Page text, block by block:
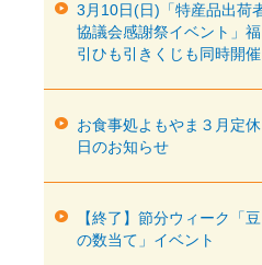
3月10日(日)「特産品出荷
協議会感謝祭イベント」福
引ひも引きくじも同時開催
お食事処よもやま３月定休
日のお知らせ
【終了】節分ウィーク「豆
の数当て」イベント